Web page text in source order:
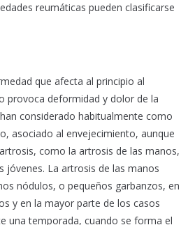
reumáticas pueden clasificarse
que afecta al principio al
provoca deformidad y dolor de la
considerado habitualmente como
asociado al envejecimiento, aunque
como la artrosis de las manos,
jóvenes. La artrosis de las manos
nódulos, o pequeños garbanzos, en
y en la mayor parte de los casos
una temporada, cuando se forma el